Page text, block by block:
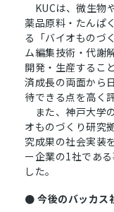
KUCは、微生物
薬品原料・たんぱ
る「バイオものづ
ム編集技術・代謝
開発・生産するこ
済成長の両面から
待できる点を高く
また、神戸大学
オものづくり研究
究成果の社会実装
ー企業の1社であ
した。
● 今後のバッカス